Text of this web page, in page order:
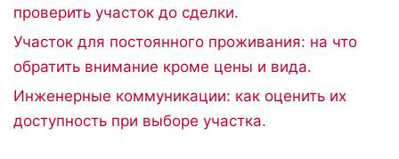
проверить участок до сделки.
Участок для постоянного проживания: на что
обратить внимание кроме цены и вида.
Инженерные коммуникации: как оценить их
доступность при выборе участка.